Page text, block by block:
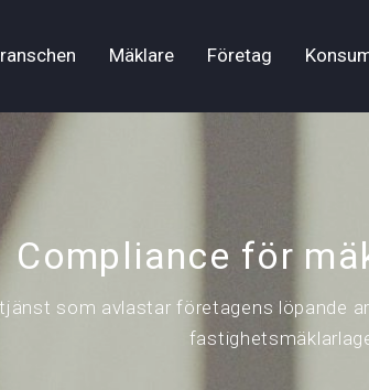
Mäklare Företag
Compliance för
som avlastar företagens löpande